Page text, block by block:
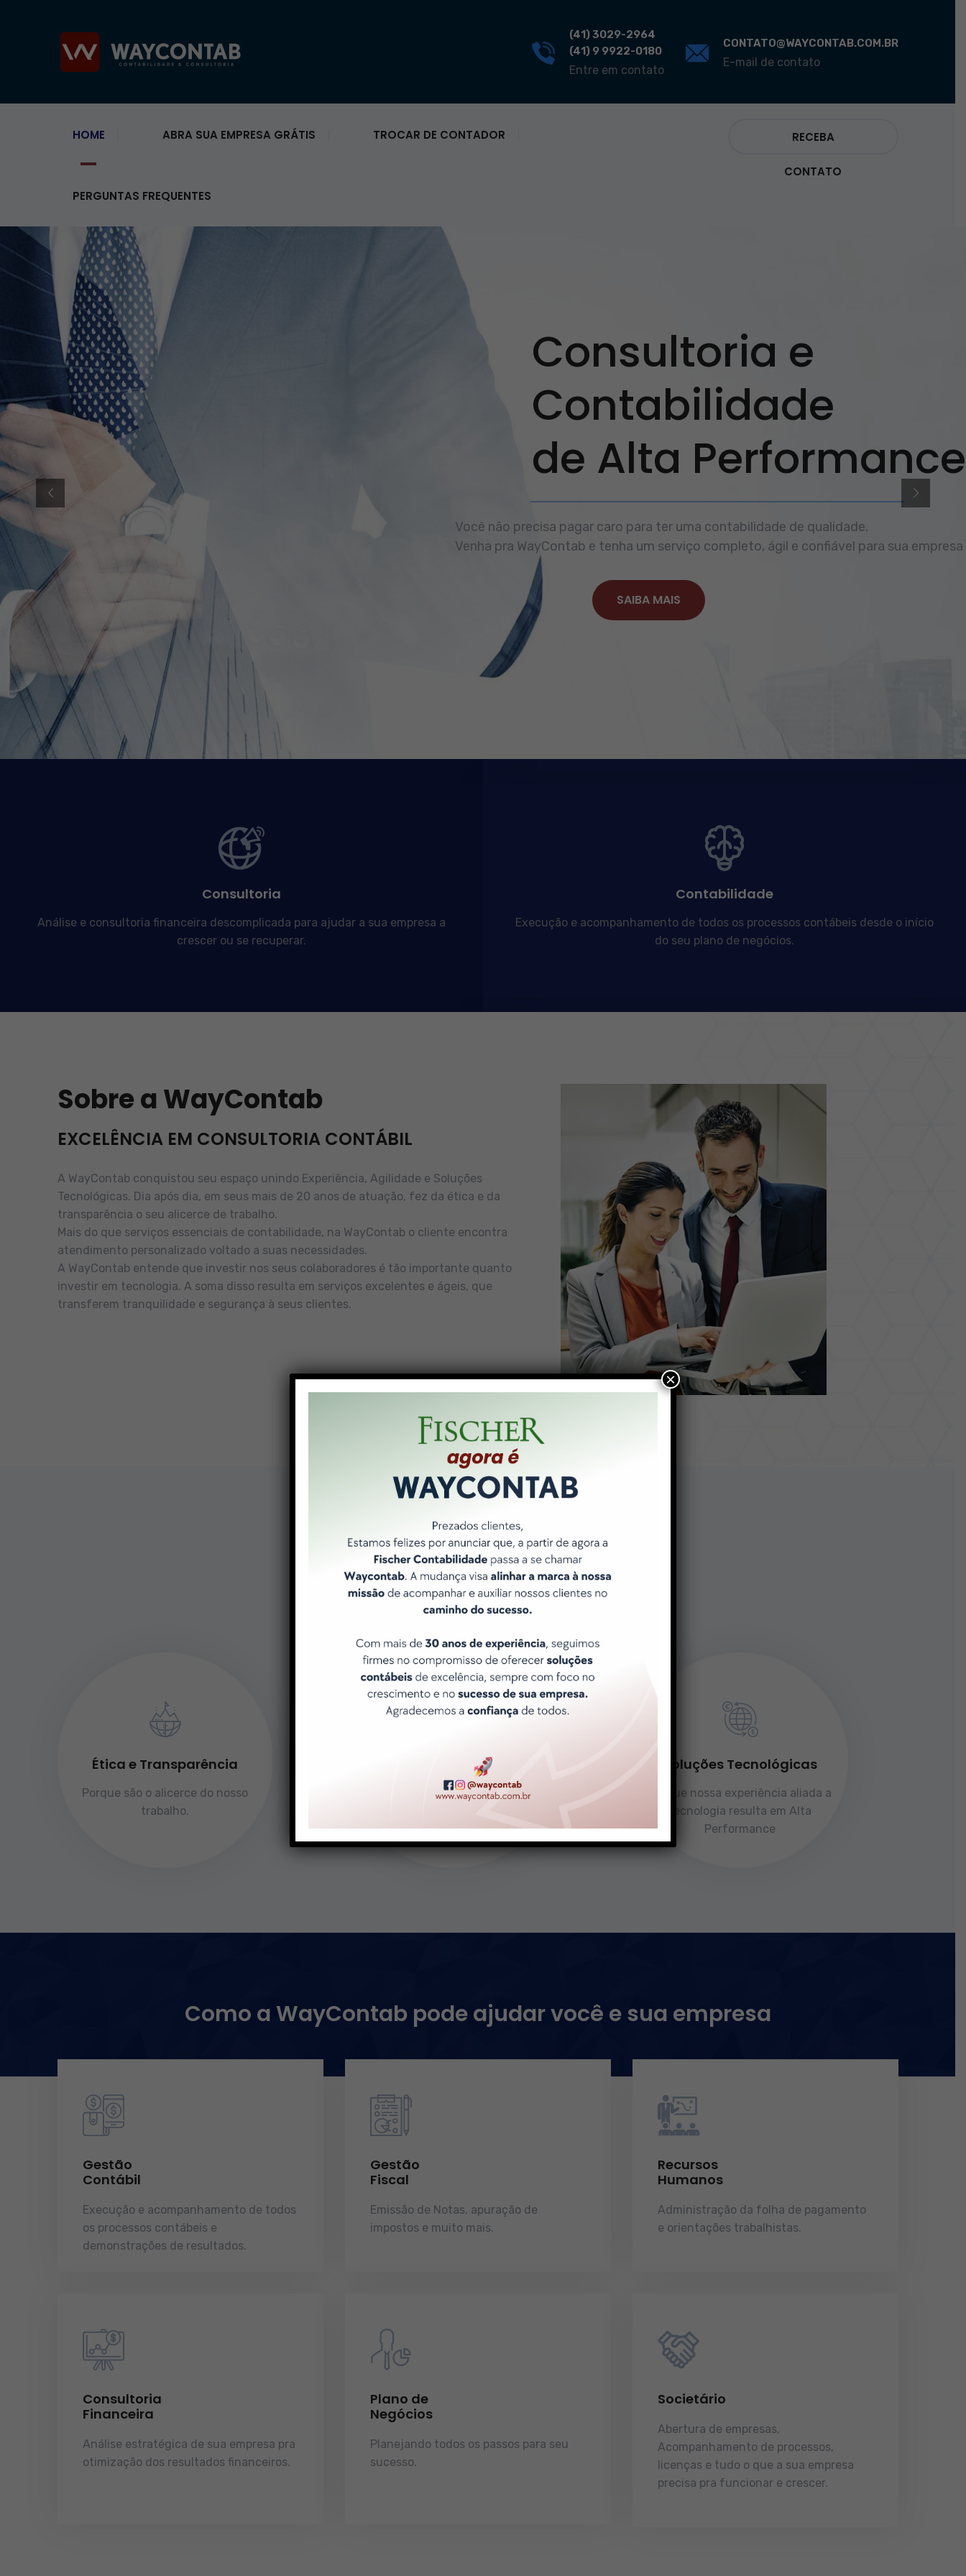
(41) 3029-2964
(41) 9 9922-0180
Entre em contato
CONTATO@WAYCONTAB.COM.BR
E-mail de contato
HOME ABRA SUA EMPRESA GRÁTIS TROCAR DE CONTADOR
PERGUNTAS FREQUENTES
RECEBA
CONTATO
Consultoria e
Contabilidade
de Alta Performance
Você não precisa pagar caro para ter uma contabilidade de qualidade.
Venha pra WayContab e tenha um serviço completo, ágil e confiável para sua empresa
SAIBA MAIS
Consultoria
Análise e consultoria financeira descomplicada para ajudar a sua empresa a
crescer ou se recuperar.
Contabilidade
Execução e acompanhamento de todos os processos contábeis desde o início
do seu plano de negócios.
Sobre a WayContab
EXCELÊNCIA EM CONSULTORIA CONTÁBIL
A WayContab conquistou seu espaço unindo Experiência, Agilidade e Soluções
Tecnológicas. Dia após dia, em seus mais de 20 anos de atuação, fez da ética e da
transparência o seu alicerce de trabalho.
Mais do que serviços essenciais de contabilidade, na WayContab o cliente encontra
atendimento personalizado voltado a suas necessidades.
A WayContab entende que investir nos seus colaboradores é tão importante quanto
investir em tecnologia. A soma disso resulta em serviços excelentes e ágeis, que
transferem tranquilidade e segurança à seus clientes.
Nossos Pilares
Nossa forma de entregar resultados é norteada por 3 pilares básicos:
Ética e Transparência
Porque são o alicerce do nosso
trabalho.
Atendimento ágil e Exclusivo
Porque sabemos que o tempo é
são únicas
Soluções Tecnológicas
Porque nossa experiência aliada a
tecnologia resulta em Alta
Performance
Como a WayContab pode ajudar você e sua empresa
Gestão
Contábil
Execução e acompanhamento de todos
os processos contábeis e
demonstrações de resultados.
Gestão
Fiscal
Emissão de Notas, apuração de
impostos e muito mais.
Recursos
Humanos
Administração da folha de pagamento
e orientações trabalhistas.
Consultoria
Financeira
Análise estratégica de sua empresa pra
otimização dos resultados financeiros.
Plano de
Negócios
Planejando todos os passos para seu
sucesso.
Societário
Abertura de empresas,
Acompanhamento de processos,
licenças e tudo o que a sua empresa
precisa pra funcionar e crescer.
×